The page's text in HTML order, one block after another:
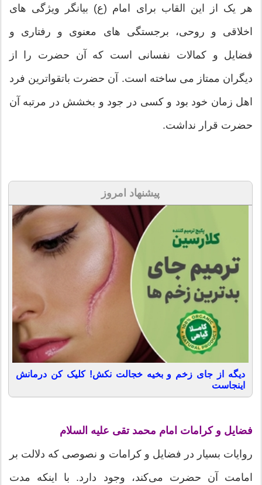
هر یک از این القاب برای امام (ع) بیانگر ویژگی های
اخلاقی و روحی، برجستگی های معنوی و رفتاری و
فضایل و کمالات نفسانی است که آن حضرت را از
دیگران ممتاز می ساخته است. آن حضرت باتقواترین فرد
اهل زمان خود بود و کسی در جود و بخشش در مرتبه آن
حضرت قرار نداشت.
پیشنهاد امروز
دیگه از جای زخم و بخیه خجالت نکش! کلیک کن درمانش
اینجاست
فضایل و کرامات امام محمد تقی علیه السلام
روایات بسیار در فضایل و کرامات و نصوصی که دلالت بر
امامت آن حضرت می‌کند، وجود دارد. با اینکه مدت